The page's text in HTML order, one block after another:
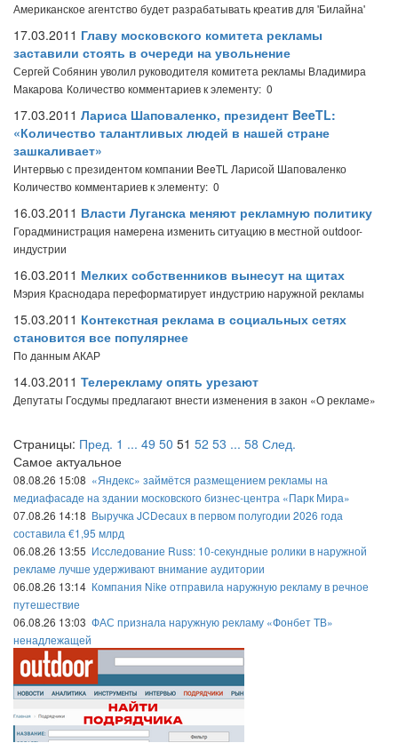
Американское агентство будет разрабатывать креатив для 'Билайна'
17.03.2011 Главу московского комитета рекламы
заставили стоять в очереди на увольнение
Сергей Собянин уволил руководителя комитета рекламы Владимира
Макарова Количество комментариев к элементу: 0
17.03.2011 Лариса Шаповаленко, президент BeeTL:
«Количество талантливых людей в нашей стране
зашкаливает»
Интервью с президентом компании BeeTL Ларисой Шаповаленко
Количество комментариев к элементу: 0
16.03.2011 Власти Луганска меняют рекламную политику
Горадминистрация намерена изменить ситуацию в местной outdoor-
индустрии
16.03.2011 Мелких собственников вынесут на щитах
Мэрия Краснодара переформатирует индустрию наружной рекламы
15.03.2011 Контекстная реклама в социальных сетях
становится все популярнее
По данным АКАР
14.03.2011 Телерекламу опять урезают
Депутаты Госдумы предлагают внести изменения в закон «О рекламе»
Страницы: Пред. 1 ... 49 50 51 52 53 ... 58 След.
Самое актуальное
08.08.26 15:08 «Яндекс» займётся размещением рекламы на
медиафасаде на здании московского бизнес-центра «Парк Мира»
07.08.26 14:18 Выручка JCDecaux в первом полугодии 2026 года
составила €1,95 млрд
06.08.26 13:55 Исследование Russ: 10-секундные ролики в наружной
рекламе лучше удерживают внимание аудитории
06.08.26 13:14 Компания Nike отправила наружную рекламу в речное
путешествие
06.08.26 13:03 ФАС признала наружную рекламу «Фонбет ТВ»
ненадлежащей